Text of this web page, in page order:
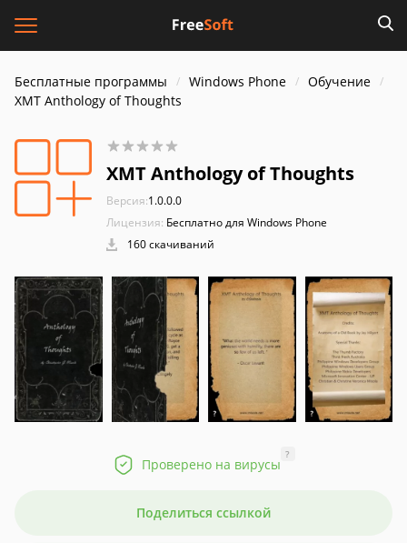
Бесплатные программы Windows Phone
Обучение
XMT Anthology of Thoughts
XMT Anthology of Thoughts
Версия:1.0.0.0
Лицензия: Бесплатно для Windows Phone
160 скачиваний
Проверено на вирусы
?
Поделиться ссылкой